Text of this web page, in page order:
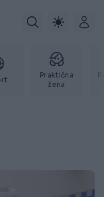
Praktična
žena